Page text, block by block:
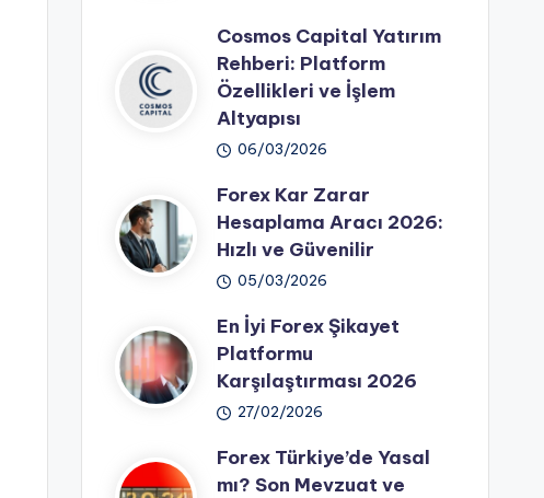
Cosmos Capital Yatırım
Rehberi: Platform
Özellikleri ve İşlem
Altyapısı
06/03/2026
Forex Kar Zarar
Hesaplama Aracı 2026:
Hızlı ve Güvenilir
05/03/2026
En İyi Forex Şikayet
Platformu
Karşılaştırması 2026
27/02/2026
Forex Türkiye’de Yasal
mı? Son Mevzuat ve